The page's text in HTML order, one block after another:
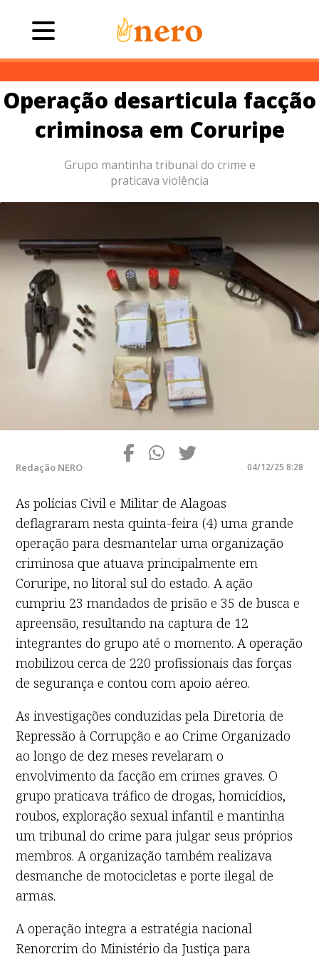
Operação desarticula facção
criminosa em Coruripe
Grupo mantinha tribunal do crime e
praticava violência
Redação NERO 04/12/25 8:28
As polícias Civil e Militar de Alagoas
deflagraram nesta quinta-feira (4) uma grande
operação para desmantelar uma organização
criminosa que atuava principalmente em
Coruripe, no litoral sul do estado. A ação
cumpriu 23 mandados de prisão e 35 de busca e
apreensão, resultando na captura de 12
integrantes do grupo até o momento. A operação
mobilizou cerca de 220 profissionais das forças
de segurança e contou com apoio aéreo.
As investigações conduzidas pela Diretoria de
Repressão à Corrupção e ao Crime Organizado
ao longo de dez meses revelaram o
envolvimento da facção em crimes graves. O
grupo praticava tráfico de drogas, homicídios,
roubos, exploração sexual infantil e mantinha
um tribunal do crime para julgar seus próprios
membros. A organização também realizava
desmanche de motocicletas e porte ilegal de
armas.
A operação integra a estratégia nacional
Renorcrim do Ministério da Justiça para